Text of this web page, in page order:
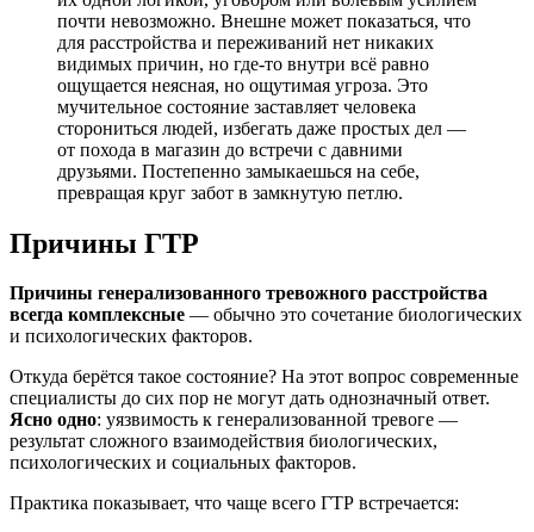
почти невозможно. Внешне может показаться, что
для расстройства и переживаний нет никаких
видимых причин, но где-то внутри всё равно
ощущается неясная, но ощутимая угроза. Это
мучительное состояние заставляет человека
сторониться людей, избегать даже простых дел —
от похода в магазин до встречи с давними
друзьями. Постепенно замыкаешься на себе,
превращая круг забот в замкнутую петлю.
Причины ГТР
Причины генерализованного тревожного расстройства
всегда комплексные — обычно это сочетание биологических
и психологических факторов.
Откуда берётся такое состояние? На этот вопрос современные
специалисты до сих пор не могут дать однозначный ответ.
Ясно одно: уязвимость к генерализованной тревоге —
результат сложного взаимодействия биологических,
психологических и социальных факторов.
Практика показывает, что чаще всего ГТР встречается: